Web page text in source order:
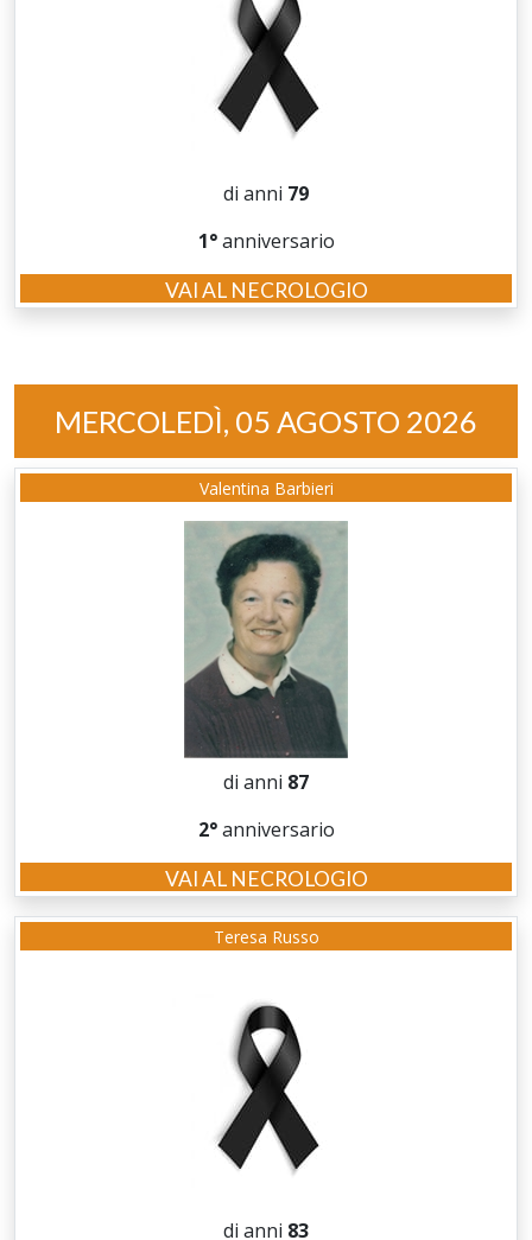
di anni 79
1°anniversario
VAI AL NECROLOGIO
MERCOLEDÌ, 05 AGOSTO 2026
Valentina Barbieri
di anni 87
2°anniversario
VAI AL NECROLOGIO
Teresa Russo
di anni 83